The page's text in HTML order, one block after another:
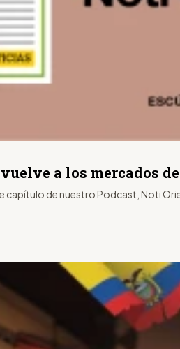
a los mercados
capítulo de nuestro Podcast, Noti